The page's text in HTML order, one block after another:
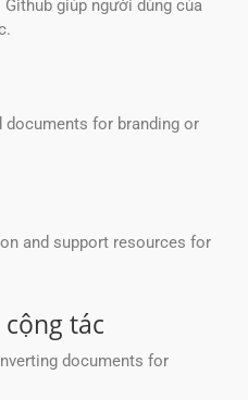
giúp người dùng của
for branding or
and support resources for
tác
documents for